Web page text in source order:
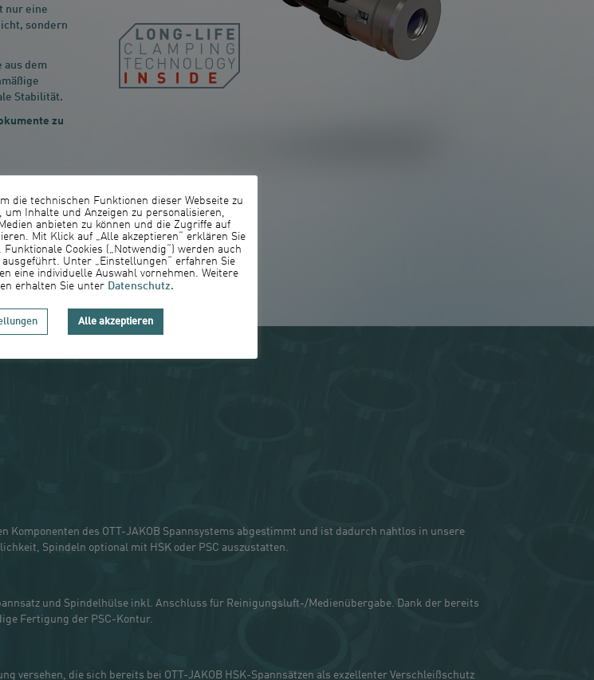
nur eine
sondern
aus dem
Stabilität.
zu
Komponenten des OTT-JAKOB Spannsystems abgestimmt und ist dadurch nahtlos in unsere
Spindeln optional mit HSK oder PSC auszustatten.
und Spindelhülse inkl. Anschluss für Reinigungsluft-/Medienübergabe. Dank der bereits
Fertigung der PSC-Kontur.
versehen, die sich bereits bei OTT-JAKOB HSK-Spannsätzen als exzellenter Verschleißschutz
die technischen Funktionen dieser Webseite zu
um Inhalte und Anzeigen zu personalisieren,
anbieten zu können und die Zugriffe auf
Mit Klick auf „Alle akzeptieren“ erklären Sie
Cookies („Notwendig“) werden auch
Unter „Einstellungen“ erfahren Sie
eine individuelle Auswahl vornehmen. Weitere
erhalten Sie unter Datenschutz.
Alle akzeptieren